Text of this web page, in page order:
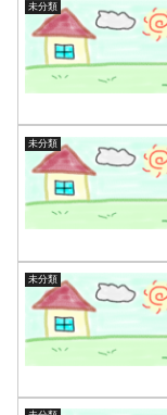
未分類
未分類
未分類